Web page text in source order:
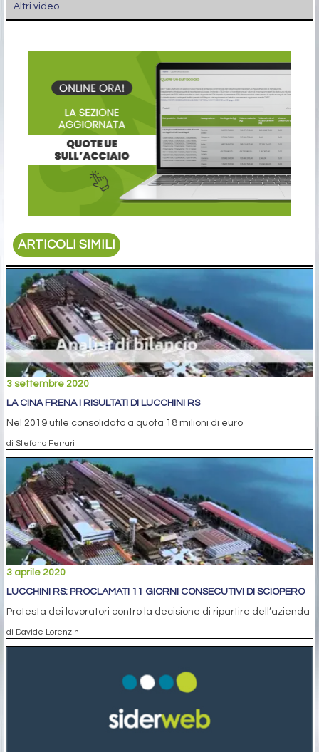
Altri video
ARTICOLI SIMILI
3 settembre 2020
LA CINA FRENA I RISULTATI DI LUCCHINI RS
Nel 2019 utile consolidato a quota 18 milioni di euro
di Stefano Ferrari
3 aprile 2020
LUCCHINI RS: PROCLAMATI 11 GIORNI CONSECUTIVI DI SCIOPERO
Protesta dei lavoratori contro la decisione di ripartire dell’azienda
di Davide Lorenzini